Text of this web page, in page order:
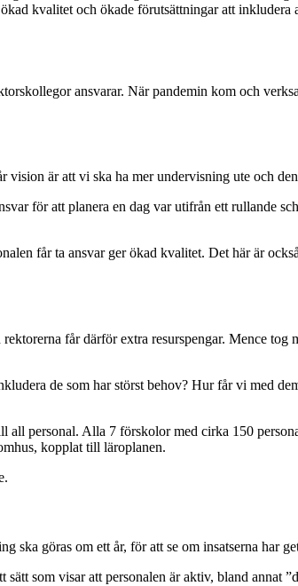
kvalitet och ökade förutsättningar att
ansvarar. När pandemin kom och
är att vi ska ha mer undervisning ute och
för att planera en dag var utifrån ett rullande
får ta ansvar ger ökad kvalitet. Det här är
får därför extra resurspengar. Mence
de som har störst behov? Hur får vi med
personal. Alla 7 förskolor med cirka 150
kopplat till läroplanen.
ska göras om ett år, för att se om insatserna har
som visar att personalen är aktiv, bland annat